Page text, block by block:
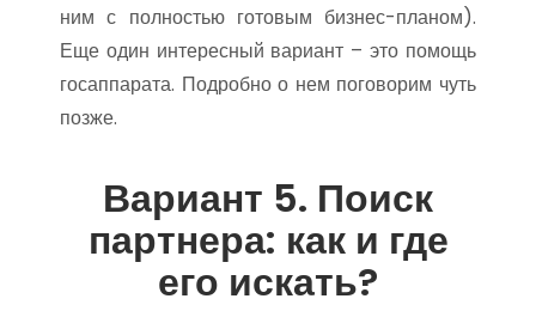
ним с полностью готовым бизнес-планом).
Еще один интересный вариант – это помощь
госаппарата. Подробно о нем поговорим чуть
позже.
Вариант 5. Поиск
партнера: как и где
его искать?